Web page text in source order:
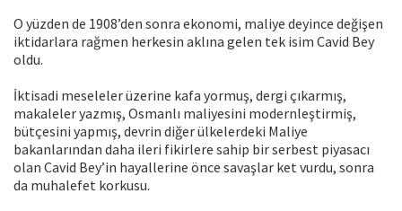
O yüzden de 1908’den sonra ekonomi, maliye deyince değişen
iktidarlara rağmen herkesin aklına gelen tek isim Cavid Bey
oldu.
İktisadi meseleler üzerine kafa yormuş, dergi çıkarmış,
makaleler yazmış, Osmanlı maliyesini modernleştirmiş,
bütçesini yapmış, devrin diğer ülkelerdeki Maliye
bakanlarından daha ileri fikirlere sahip bir serbest piyasacı
olan Cavid Bey’in hayallerine önce savaşlar ket vurdu, sonra
da muhalefet korkusu.